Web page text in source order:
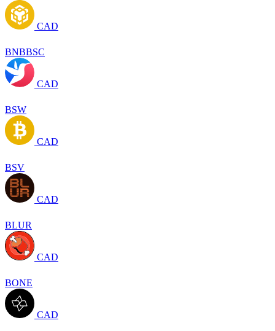
CAD
BNBBSC
CAD
BSW
CAD
BSV
CAD
BLUR
CAD
BONE
CAD